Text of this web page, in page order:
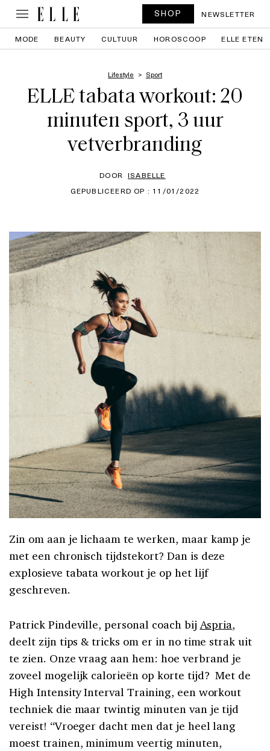
SHOP NEWSLETTER
MODE BEAUTY CULTUUR HOROSCOOP ELLE ETEN
Lifestyle Sport
ELLE tabata workout: 20
minuten sport, 3 uur
vetverbranding
DOOR ISABELLE
GEPUBLICEERD OP : 11/01/2022
Zin om aan je lichaam te werken, maar kamp je
met een chronisch tijdstekort? Dan is deze
explosieve tabata workout je op het lijf
geschreven.
Patrick Pindeville, personal coach bij Aspria,
deelt zijn tips & tricks om er in no time strak uit
te zien. Onze vraag aan hem: hoe verbrand je
zoveel mogelijk calorieën op korte tijd? Met de
High Intensity Interval Training, een workout
techniek die maar twintig minuten van je tijd
vereist! “Vroeger dacht men dat je heel lang
moest trainen, minimum veertig minuten,